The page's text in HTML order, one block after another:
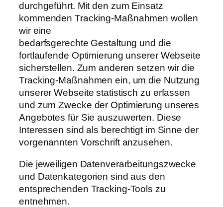
durchgeführt. Mit den zum Einsatz
kommenden Tracking-Maßnahmen wollen
wir eine
bedarfsgerechte Gestaltung und die
fortlaufende Optimierung unserer Webseite
sicherstellen. Zum anderen setzen wir die
Tracking-Maßnahmen ein, um die Nutzung
unserer Webseite statistisch zu erfassen
und zum Zwecke der Optimierung unseres
Angebotes für Sie auszuwerten. Diese
Interessen sind als berechtigt im Sinne der
vorgenannten Vorschrift anzusehen.
Die jeweiligen Datenverarbeitungszwecke
und Datenkategorien sind aus den
entsprechenden Tracking-Tools zu
entnehmen.